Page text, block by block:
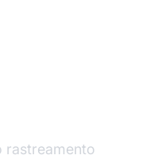
rastreamento